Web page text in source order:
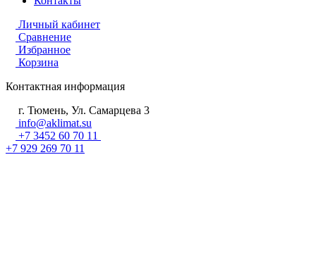
Личный кабинет
Сравнение
Избранное
Корзина
Контактная информация
г. Тюмень, Ул. Самарцева 3
info@aklimat.su
+7 3452 60 70 11
+7 929 269 70 11